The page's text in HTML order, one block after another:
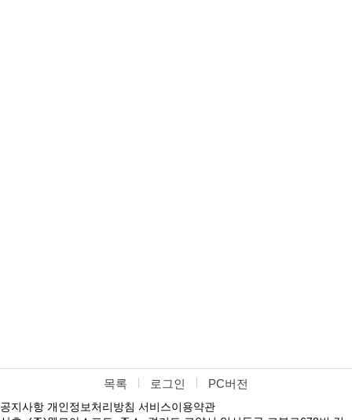
목록 로그인 PC버전
공지사항 개인정보처리방침 서비스이용약관